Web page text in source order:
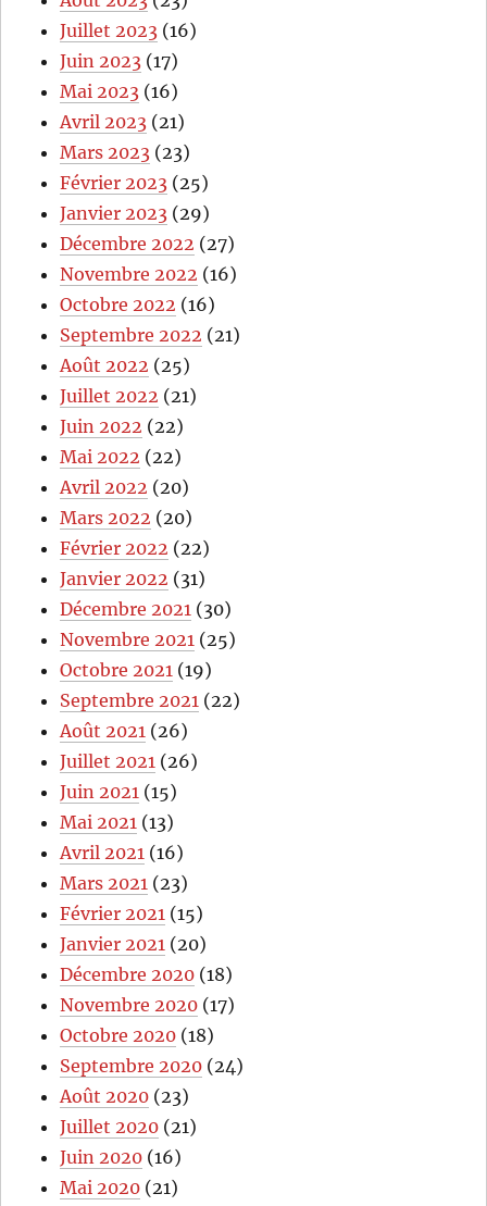
Juillet 2023 (16)
Juin 2023 (17)
Mai 2023 (16)
Avril 2023 (21)
Mars 2023 (23)
Février 2023 (25)
Janvier 2023 (29)
Décembre 2022 (27)
Novembre 2022 (16)
Octobre 2022 (16)
Septembre 2022 (21)
Août 2022 (25)
Juillet 2022 (21)
Juin 2022 (22)
Mai 2022 (22)
Avril 2022 (20)
Mars 2022 (20)
Février 2022 (22)
Janvier 2022 (31)
Décembre 2021 (30)
Novembre 2021 (25)
Octobre 2021 (19)
Septembre 2021 (22)
Août 2021 (26)
Juillet 2021 (26)
Juin 2021 (15)
Mai 2021 (13)
Avril 2021 (16)
Mars 2021 (23)
Février 2021 (15)
Janvier 2021 (20)
Décembre 2020 (18)
Novembre 2020 (17)
Octobre 2020 (18)
Septembre 2020 (24)
Août 2020 (23)
Juillet 2020 (21)
Juin 2020 (16)
Mai 2020 (21)